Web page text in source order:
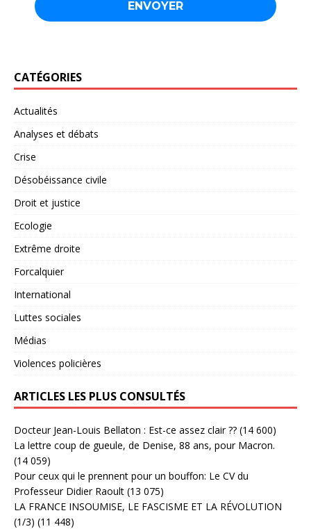
CATÉGORIES
Actualités
Analyses et débats
Crise
Désobéissance civile
Droit et justice
Ecologie
Extrême droite
Forcalquier
International
Luttes sociales
Médias
Violences policières
ARTICLES LES PLUS CONSULTÉS
Docteur Jean-Louis Bellaton : Est-ce assez clair ?? (14 600)
La lettre coup de gueule, de Denise, 88 ans, pour Macron.
(14 059)
Pour ceux qui le prennent pour un bouffon: Le CV du
Professeur Didier Raoult (13 075)
LA FRANCE INSOUMISE, LE FASCISME ET LA RÉVOLUTION
(1/3) (11 448)